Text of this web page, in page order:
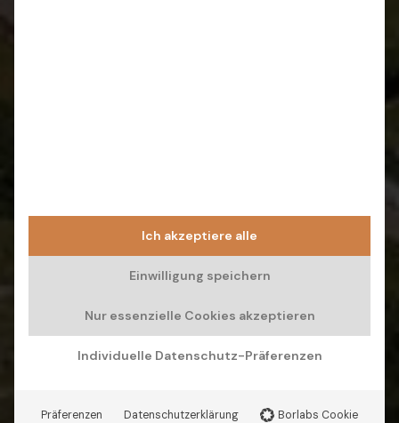
Ich akzeptiere alle
Einwilligung speichern
Nur essenzielle Cookies akzeptieren
Individuelle Datenschutz-Präferenzen
Präferenzen Datenschutzerklärung Borlabs Cookie